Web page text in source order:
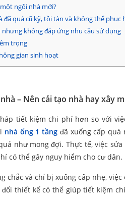
ngôi nhà mới?
đã quá cũ kỹ, tồi tàn và không thể phục
không đáp ứng nhu cầu sử dụng
trọng
gian sinh hoạt
– Nên cải tạo nhà hay xây
tiết kiệm chi phí hơn so với
nhà ống 1 tầng đã xuống cấp quá
như mong đợi. Thực tế, việc
có thể gây nguy hiểm cho cư dân.
chắc và chỉ bị xuống cấp nhẹ,
thiết kế có thể giúp tiết kiệm